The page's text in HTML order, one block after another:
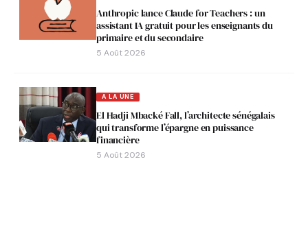
Anthropic lance Claude for Teachers : un
assistant IA gratuit pour les enseignants du
primaire et du secondaire
5 Août 2026
A LA UNE
El Hadji Mbacké Fall, l’architecte sénégalais
qui transforme l’épargne en puissance
financière
5 Août 2026